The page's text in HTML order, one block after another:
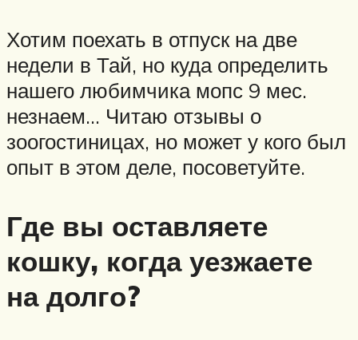
Хотим поехать в отпуск на две
недели в Тай, но куда определить
нашего любимчика мопс 9 мес.
незнаем… Читаю отзывы о
зоогостиницах, но может у кого был
опыт в этом деле, посоветуйте.
Где вы оставляете
кошку, когда уезжаете
на долго?